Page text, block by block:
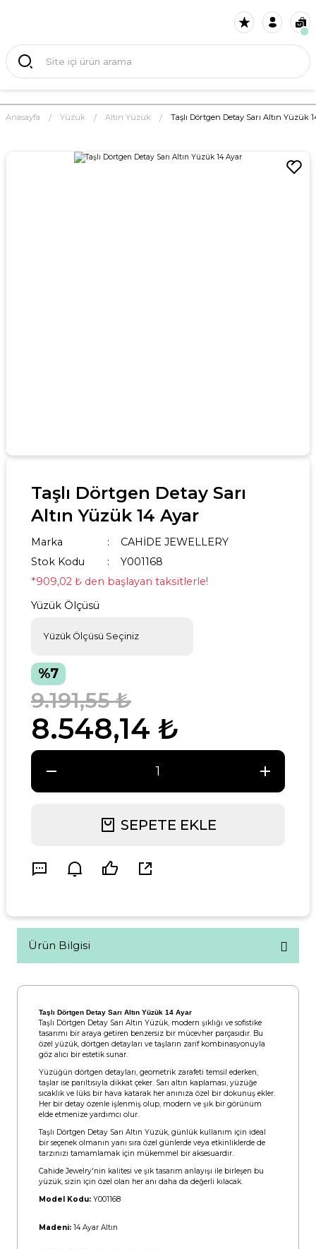
Anasayfa Yüzük Altın Yüzük Taşlı Dörtgen Detay Sarı Altın Yüzük
Taşlı Dörtgen Detay Sarı
Altın Yüzük 14 Ayar
Marka
CAHİDE JEWELLERY
Stok Kodu
Y001168
*909,02 ₺ den başlayan taksitlerle!
Yüzük Ölçüsü
%7
8.548,14 ₺
9.191,55 ₺
SEPETE EKLE
Ürün Bilgisi
Taşlı Dörtgen Detay Sarı Altın Yüzük 14 Ayar
Taşlı Dörtgen Detay Sarı Altın Yüzük, modern şıklığı ve sofistike
tasarımı bir araya getiren benzersiz bir mücevher parçasıdır. Bu
özel yüzük, dörtgen detayları ve taşların zarif kombinasyonuyla
göz alıcı bir estetik sunar.
Yüzüğün dörtgen detayları, geometrik zarafeti temsil ederken,
taşlar ise parıltısıyla dikkat çeker. Sarı altın kaplaması, yüzüğe
sıcaklık ve lüks bir hava katarak her anınıza özel bir dokunuş ekler.
Her bir detay özenle işlenmiş olup, modern ve şık bir görünüm
elde etmenize yardımcı olur.
Taşlı Dörtgen Detay Sarı Altın Yüzük, günlük kullanım için ideal
bir seçenek olmanın yanı sıra özel günlerde veya etkinliklerde de
tarzınızı tamamlamak için mükemmel bir aksesuardır.
Cahide Jewelry'nin kalitesi ve şık tasarım anlayışı ile birleşen bu
yüzük, sizin için özel olan her anı daha da değerli kılacak.
Model Kodu: Y001168
Madeni: 14 Ayar Altın